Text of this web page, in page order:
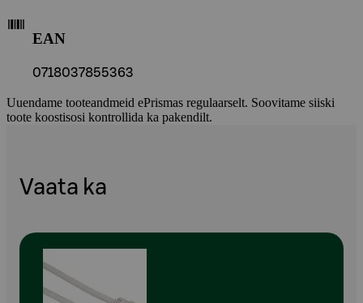
EAN
0718037855363
Uuendame tooteandmeid ePrismas regulaarselt. Soovitame siiski
toote koostisosi kontrollida ka pakendilt.
Vaata ka